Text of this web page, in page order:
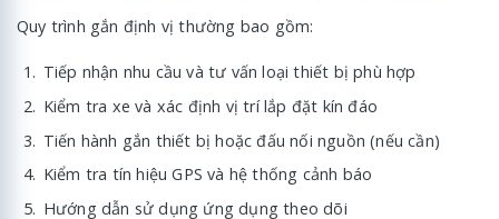
Quy trình gắn định vị thường bao gồm:
Tiếp nhận nhu cầu và tư vấn loại thiết bị phù hợp
Kiểm tra xe và xác định vị trí lắp đặt kín đáo
Tiến hành gắn thiết bị hoặc đấu nối nguồn (nếu cần)
Kiểm tra tín hiệu GPS và hệ thống cảnh báo
Hướng dẫn sử dụng ứng dụng theo dõi